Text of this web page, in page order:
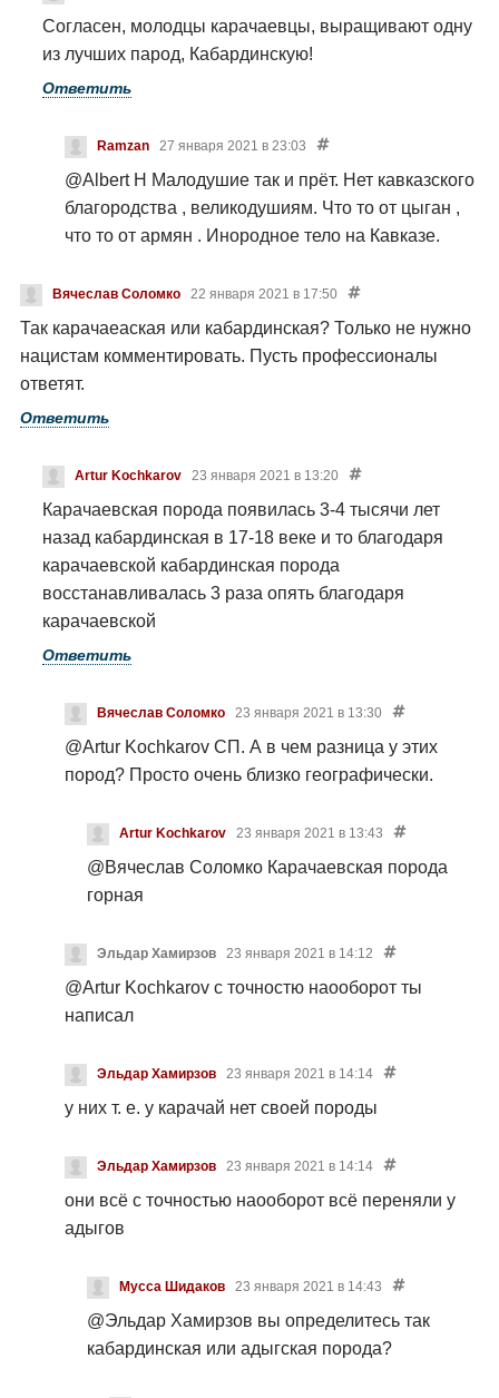
Согласен, молодцы карачаевцы, выращивают одну
из лучших парод, Кабардинскую!
Ответить
Ramzan 27 января 2021 в 23:03
@Albert H Малодушие так и прёт. Нет кавказского
благородства , великодушиям. Что то от цыган ,
что то от армян . Инородное тело на Кавказе.
Вячеслав Соломко 22 января 2021 в 17:50
Так карачаеаская или кабардинская? Только не нужно
нацистам комментировать. Пусть профессионалы
ответят.
Ответить
Artur Kochkarov 23 января 2021 в 13:20
Карачаевская порода появилась 3-4 тысячи лет
назад кабардинская в 17-18 веке и то благодаря
карачаевской кабардинская порода
восстанавливалась 3 раза опять благодаря
карачаевской
Ответить
Вячеслав Соломко 23 января 2021 в 13:30
@Artur KochkarovСП. А в чем разница у этих
пород? Просто очень близко географически.
Artur Kochkarov 23 января 2021 в 13:43
@Вячеслав СоломкоКарачаевская порода
горная
Эльдар Хамирзов 23 января 2021 в 14:12
@Artur Kochkarovс точностю наооборот ты
написал
Эльдар Хамирзов 23 января 2021 в 14:14
у них т. е. у карачай нет своей породы
Эльдар Хамирзов 23 января 2021 в 14:14
они всё с точностью наооборот всё переняли у
адыгов
Мусса Шидаков 23 января 2021 в 14:43
@Эльдар Хамирзов вы определитесь так
кабардинская или адыгская порода?